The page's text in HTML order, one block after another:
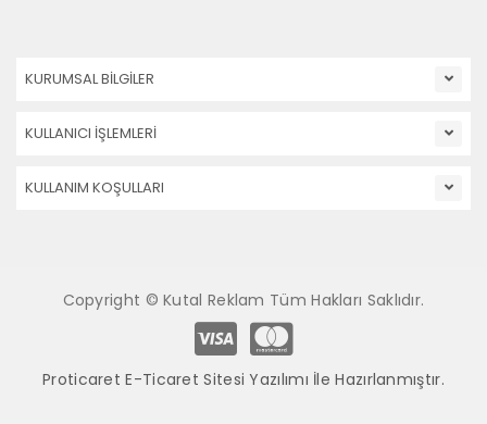
KURUMSAL BİLGİLER
KULLANICI İŞLEMLERİ
KULLANIM KOŞULLARI
Copyright © Kutal Reklam Tüm Hakları Saklıdır.
Proticaret E-Ticaret Sitesi Yazılımı İle Hazırlanmıştır.